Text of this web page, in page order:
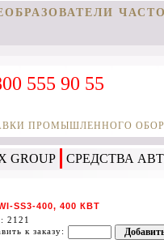
ПРОМЫШЛЕННОГО
555 90 55
GROUP СРЕДСТВА
SS3-400, 400 КВТ
2121
к заказу: